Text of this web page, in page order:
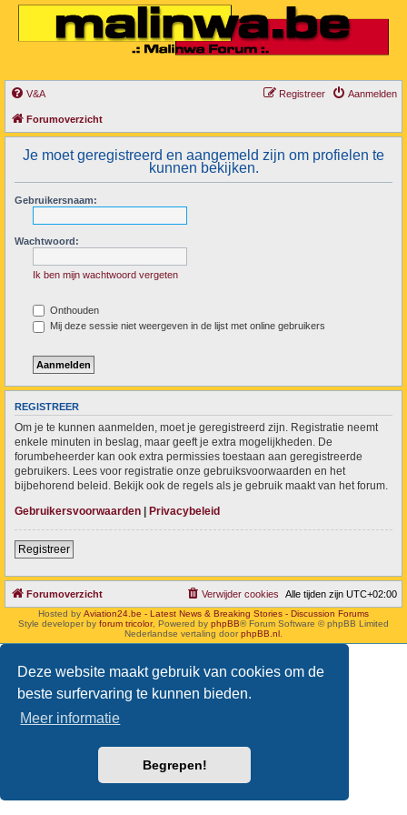
Deze website maakt gebruik van cookies om de
beste surfervaring te kunnen bieden.
Meer informatie
Begrepen!
V&A Aanmelden
Registreer
Forumoverzicht
Je moet geregistreerd en aangemeld zijn om profielen te
kunnen bekijken.
Gebruikersnaam:
Wachtwoord:
Ik ben mijn wachtwoord vergeten
Onthouden
Mij deze sessie niet weergeven in de lijst met online gebruikers
REGISTREER
Om je te kunnen aanmelden, moet je geregistreerd zijn. Registratie neemt
enkele minuten in beslag, maar geeft je extra mogelijkheden. De
forumbeheerder kan ook extra permissies toestaan aan geregistreerde
gebruikers. Lees voor registratie onze gebruiksvoorwaarden en het
bijbehorend beleid. Bekijk ook de regels als je gebruik maakt van het forum.
Gebruikersvoorwaarden
Privacybeleid
Registreer
Forumoverzicht Alle tijden zijn UTC+02:00
Verwijder cookies
Hosted by Aviation24.be - Latest News & Breaking Stories - Discussion Forums
Style developer by forum tricolor, Powered by phpBB® Forum Software © phpBB Limited
Nederlandse vertaling doorphpBB.nl.